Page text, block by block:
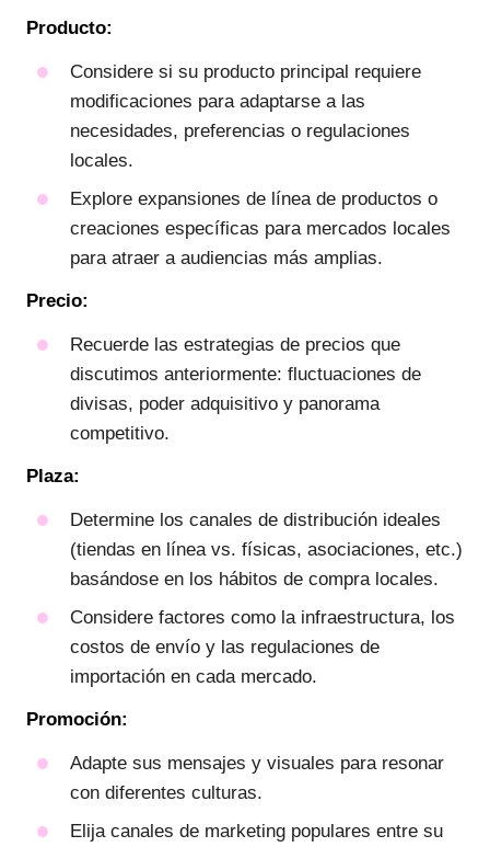
Producto:
Considere si su producto principal requiere
modificaciones para adaptarse a las
necesidades, preferencias o regulaciones
locales.
Explore expansiones de línea de productos o
creaciones específicas para mercados locales
para atraer a audiencias más amplias.
Precio:
Recuerde las estrategias de precios que
discutimos anteriormente: fluctuaciones de
divisas, poder adquisitivo y panorama
competitivo.
Plaza:
Determine los canales de distribución ideales
(tiendas en línea vs. físicas, asociaciones, etc.)
basándose en los hábitos de compra locales.
Considere factores como la infraestructura, los
costos de envío y las regulaciones de
importación en cada mercado.
Promoción:
Adapte sus mensajes y visuales para resonar
con diferentes culturas.
Elija canales de marketing populares entre su